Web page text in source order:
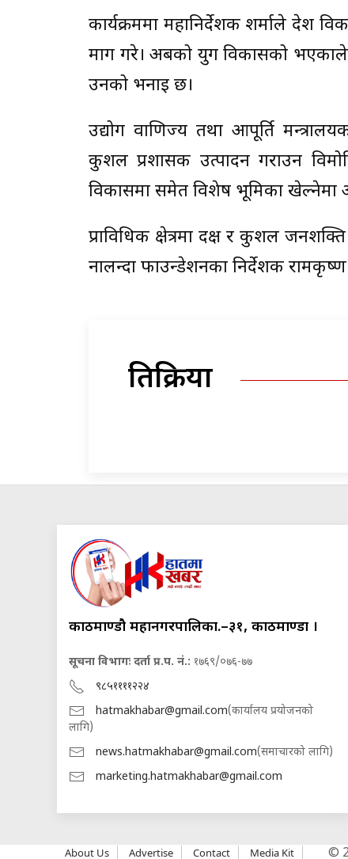
कार्यक्रममा महानिर्देशक शर्माले देश
माग गरे। अबको युग विकासको भएकाले
उनको भनाइ छ।
उद्योग वाणिज्य तथा आपूर्ति
कुशल प्रशासक उत्पादन गराउन
विकासमा समेत विशेष भूमिका खेल्नेमा
प्राविधिक क्षेत्रमा दक्ष र कुशल
नालन्दा फाउन्डेशनका निर्देशक
प्रतिक्रिया
काठमाण्डौ महानगरपालिका.–३१, काठमाण्डौं ।
सूचना विभागः दर्ता प्र.प. नं.: १७६९/०७६-७७
९८५११११२२४
hatmakhabar@gmail.com(कार्यालय प्रयोजनको
लागि)
news.hatmakhabar@gmail.com(समाचारको लागि)
marketing.hatmakhabar@gmail.com
About Us Advertise Contact Media Kit ©